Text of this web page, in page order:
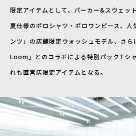
限定アイテムとして、パーカー&スウェッ
夏仕様のポロシャツ・ポロワンピース、人
ンツ」の店舗限定ウォッシュモデル、さ
Loom」とのコラボによる特別パックTシ
れも直営店限定アイテムとなる。